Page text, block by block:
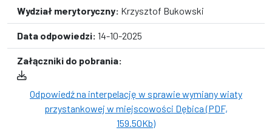
Wydział merytoryczny: Krzysztof Bukowski
Data odpowiedzi: 14-10-2025
Załączniki do pobrania:
Odpowiedź na interpelację w sprawie wymiany wiaty
przystankowej w miejscowości Dębica (PDF,
159.50Kb)